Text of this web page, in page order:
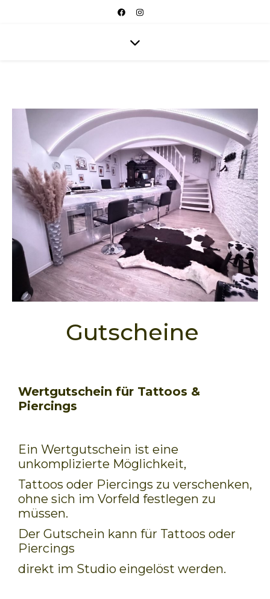
Gutscheine
Wertgutschein für Tattoos &
Piercings
Ein Wertgutschein ist eine
unkomplizierte Möglichkeit,
Tattoos oder Piercings zu verschenken,
ohne sich im Vorfeld festlegen zu
müssen.
Der Gutschein kann für Tattoos oder
Piercings
direkt im Studio eingelöst werden.